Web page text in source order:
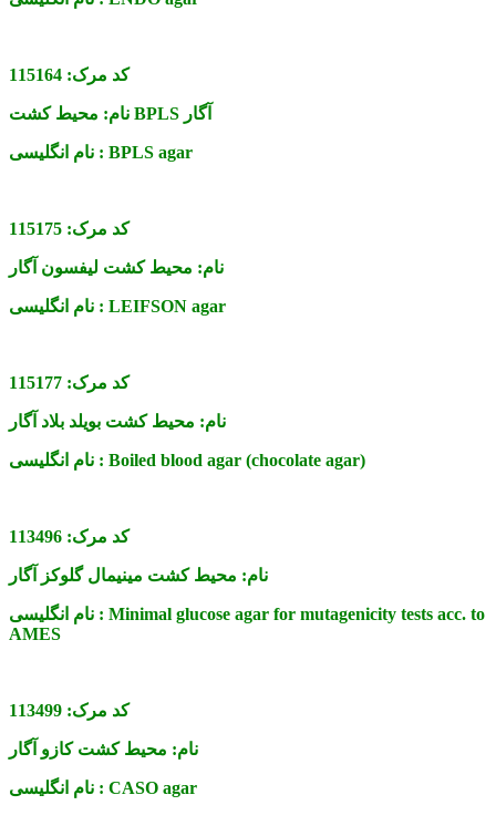
کد مرک: 115164
نام: محیط کشت BPLS آگار
نام انگلیسی : BPLS agar
کد مرک: 115175
نام: محیط کشت لیفسون آگار
نام انگلیسی : LEIFSON agar
کد مرک: 115177
نام: محیط کشت بویلد بلاد آگار
نام انگلیسی : Boiled blood agar (chocolate agar)
کد مرک: 113496
نام: محیط کشت مینیمال گلوکز آگار
نام انگلیسی : Minimal glucose agar for mutagenicity tests acc. to
AMES
کد مرک: 113499
نام: محیط کشت کازو آگار
نام انگلیسی : CASO agar